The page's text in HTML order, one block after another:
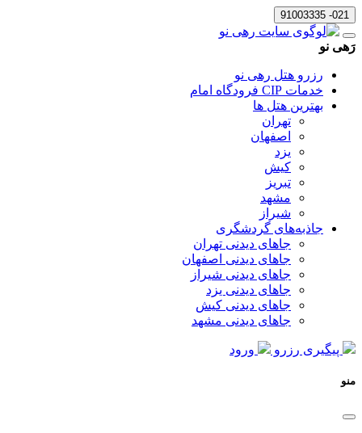
021- 91003335
رَهی نو
رزرو هتل رهی نو
خدمات CIP فرودگاه امام
بهترین هتل ها
تهران
اصفهان
یزد
کیش
تبریز
مشهد
شیراز
جاذبه‌های گردشگری
جاهای دیدنی تهران
جاهای دیدنی اصفهان
جاهای دیدنی شیراز
جاهای دیدنی یزد
جاهای دیدنی کیش
جاهای دیدنی مشهد
پیگیری رزرو ورود
منو